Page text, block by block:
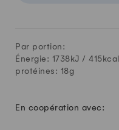
Par portion:
Énergie: 1738kJ / 415
protéines: 18g
En coopération avec: